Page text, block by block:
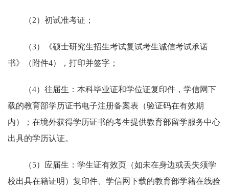
（2）初试准考证；
（3）《硕士研究生招生考试复试考生诚信考试承诺
书》（附件4），打印并签字；
（4）往届生：本科毕业证和学位证复印件，学信网下
载的教育部学历证书电子注册备案表（验证码在有效期
内）；在境外获得学历证书的考生提供教育部留学服务中心
出具的学历认证。
（5）应届生：学生证有效页（如未在身边或丢失须学
校出具在籍证明）复印件、学信网下载的教育部学籍在线验